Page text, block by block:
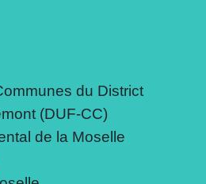
du District
(DUF-CC)
de la Moselle